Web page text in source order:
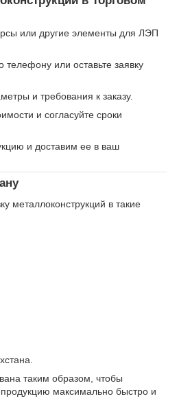
или другие элементы для ЛЭП
или оставьте заявку
и требования к заказу.
и согласуйте сроки
и доставим ее в ваш
металлоконструкций в такие
таким образом, чтобы
максимально быстро и